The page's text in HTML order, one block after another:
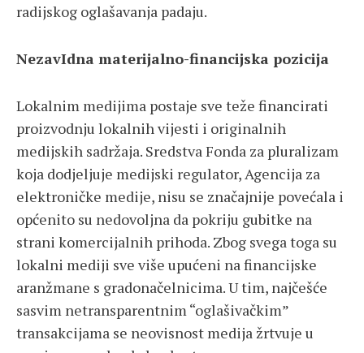
radijskog oglašavanja padaju.
NezavIdna materijalno-financijska pozicija
Lokalnim medijima postaje sve teže financirati
proizvodnju lokalnih vijesti i originalnih
medijskih sadržaja. Sredstva Fonda za pluralizam
koja dodjeljuje medijski regulator, Agencija za
elektroničke medije, nisu se značajnije povećala i
općenito su nedovoljna da pokriju gubitke na
strani komercijalnih prihoda. Zbog svega toga su
lokalni mediji sve više upućeni na financijske
aranžmane s gradonačelnicima. U tim, najčešće
sasvim netransparentnim “oglašivačkim”
transakcijama se neovisnost medija žrtvuje u